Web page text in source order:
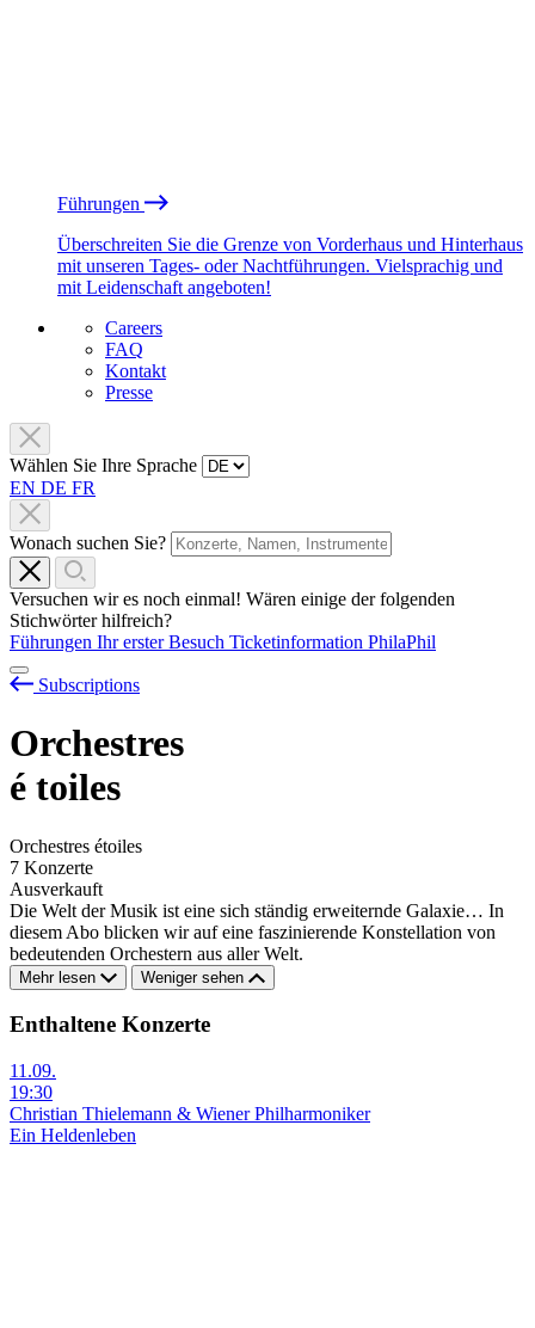
Führungen
Überschreiten Sie die Grenze von Vorderhaus und Hinterhaus
mit unseren Tages- oder Nachtführungen. Vielsprachig und
mit Leidenschaft angeboten!
Careers
FAQ
Kontakt
Presse
Wählen Sie Ihre Sprache
EN DE FR
Wonach suchen Sie?
Versuchen wir es noch einmal! Wären einige der folgenden
Stichwörter hilfreich?
Führungen Ihr erster Besuch Ticketinformation PhilaPhil
Subscriptions
Orchestres
é toiles
Orchestres étoiles
7 Konzerte
Ausverkauft
Die Welt der Musik ist eine sich ständig erweiternde Galaxie… In
diesem Abo blicken wir auf eine faszinierende Konstellation von
bedeutenden Orchestern aus aller Welt.
Mehr lesen Weniger sehen
Enthaltene Konzerte
11.09.
19:30
Christian Thielemann & Wiener Philharmoniker
Ein Heldenleben